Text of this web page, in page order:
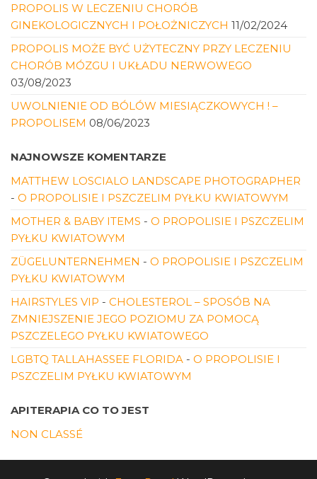
PROPOLIS W LECZENIU CHORÓB
GINEKOLOGICZNYCH I POŁOŻNICZYCH 11/02/2024
PROPOLIS MOŻE BYĆ UŻYTECZNY PRZY LECZENIU
CHORÓB MÓZGU I UKŁADU NERWOWEGO
03/08/2023
UWOLNIENIE OD BÓLÓW MIESIĄCZKOWYCH ! –
PROPOLISEM 08/06/2023
NAJNOWSZE KOMENTARZE
MATTHEW LOSCIALO LANDSCAPE PHOTOGRAPHER
- O PROPOLISIE I PSZCZELIM PYŁKU KWIATOWYM
MOTHER & BABY ITEMS - O PROPOLISIE I PSZCZELIM
PYŁKU KWIATOWYM
ZÜGELUNTERNEHMEN - O PROPOLISIE I PSZCZELIM
PYŁKU KWIATOWYM
HAIRSTYLES VIP - CHOLESTEROL – SPOSÓB NA
ZMNIEJSZENIE JEGO POZIOMU ZA POMOCĄ
PSZCZELEGO PYŁKU KWIATOWEGO
LGBTQ TALLAHASSEE FLORIDA - O PROPOLISIE I
PSZCZELIM PYŁKU KWIATOWYM
APITERAPIA CO TO JEST
NON CLASSÉ